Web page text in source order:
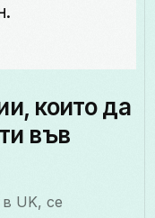
които да
във
UK, се